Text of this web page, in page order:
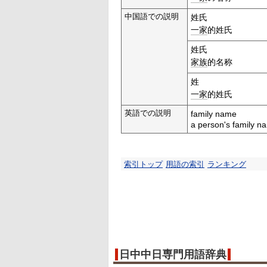
中国語での説明
姓氏
一家的姓氏
姓氏
家族的名称
姓
一家的姓氏
英語での説明
family name
a person's family
索引トップ 用語の索引 ランキング
日中中日専門用語辞典